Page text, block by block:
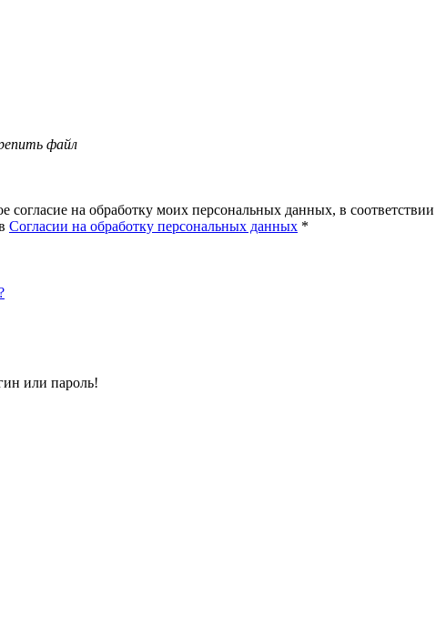
файл
согласие на обработку моих персональных данных, в
Согласии на обработку персональных данных *
или пароль!